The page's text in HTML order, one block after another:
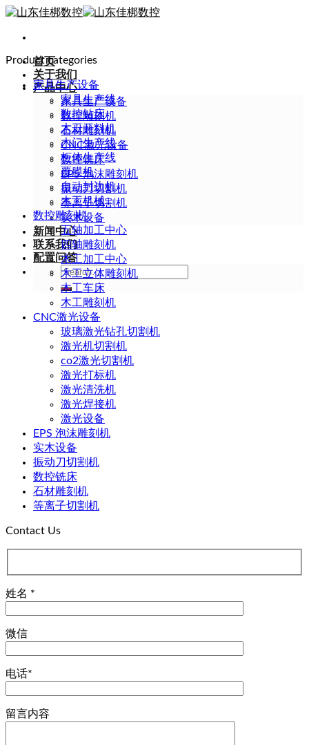
Skip
content
首页
关于我们
产品中心
家具生产设备
数控雕刻机
石材雕刻机
CNC激光设备
数控铣床
EPS 泡沫雕刻机
振动刀切割机
等离子切割机
实木设备
新闻中心
联系我们
配置问答
Search
for:
Product categories
家具生产设备
家具生产线
数控钻床
木工开料机
木门生产线
柜体生产线
覆膜机
自动封边机
木工机械
数控雕刻机
五轴加工中心
四轴雕刻机
木工加工中心
木工立体雕刻机
木工车床
木工雕刻机
CNC激光设备
玻璃激光钻孔切割机
激光机切割机
co2激光切割机
激光打标机
激光清洗机
激光焊接机
激光设备
EPS 泡沫雕刻机
实木设备
振动刀切割机
数控铣床
石材雕刻机
等离子切割机
Contact Us
姓名 *
微信
电话*
留言内容